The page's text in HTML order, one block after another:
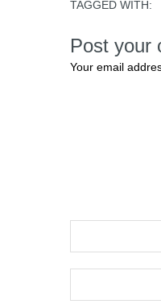
TAGGED WITH:
Post your
Your email